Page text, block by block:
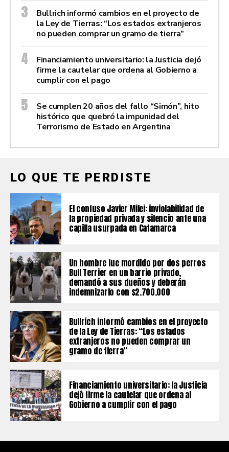
Bullrich informó cambios en el proyecto de
la Ley de Tierras: “Los estados extranjeros
no pueden comprar un gramo de tierra”
Financiamiento universitario: la Justicia dejó
firme la cautelar que ordena al Gobierno a
cumplir con el pago
Se cumplen 20 años del fallo “Simón”, hito
histórico que quebró la impunidad del
Terrorismo de Estado en Argentina
LO QUE TE PERDISTE
El confuso Javier Milei: inviolabilidad de
la propiedad privada y silencio ante una
capilla usurpada en Catamarca
Un hombre fue mordido por dos perros
Bull Terrier en un barrio privado,
demandó a sus dueños y deberán
indemnizarlo con $2.700.000
Bullrich informó cambios en el proyecto
de la Ley de Tierras: “Los estados
extranjeros no pueden comprar un
gramo de tierra”
Financiamiento universitario: la Justicia
dejó firme la cautelar que ordena al
Gobierno a cumplir con el pago